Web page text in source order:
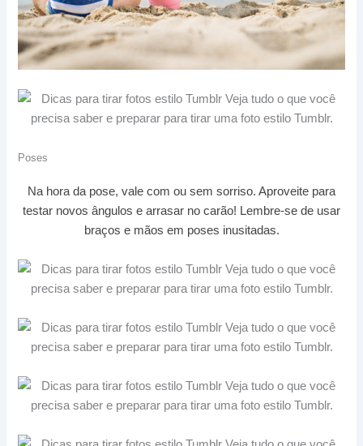
Poses
Na hora da pose, vale com ou sem sorriso. Aproveite para
testar novos ângulos e arrasar no carão! Lembre-se de usar
braços e mãos em poses inusitadas.